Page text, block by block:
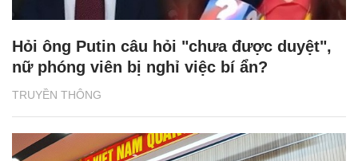
TRUYỀN THÔNG
Hỏi ông Putin câu hỏi "chưa được duyệt",
nữ phóng viên bị nghỉ việc bí ẩn?